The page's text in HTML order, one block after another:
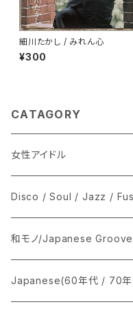
細川たかし / みれん心
¥300
CATAGORY
女性アイドル
シングル盤
あ行
か行
LP
CD
Disco / Soul / Jazz /
シングル盤
A
12インチ・シングル
和モノ/Japanese Groove
シングル盤
Japanese(60年代 / 70